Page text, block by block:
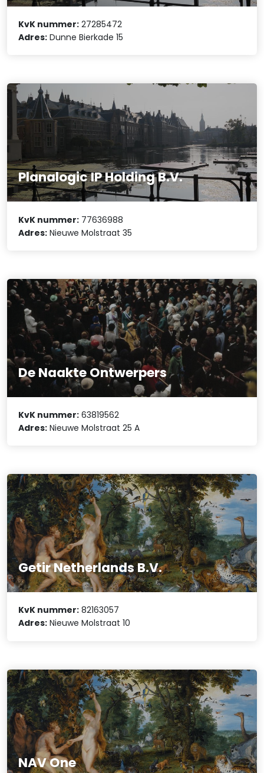
KvK nummer: 27285472
Adres: Dunne Bierkade 15
Planalogic IP Holding B.V.
KvK nummer: 77636988
Adres: Nieuwe Molstraat 35
De Naakte Ontwerpers
KvK nummer: 63819562
Adres: Nieuwe Molstraat 25 A
Getir Netherlands B.V.
KvK nummer: 82163057
Adres: Nieuwe Molstraat 10
NAV One